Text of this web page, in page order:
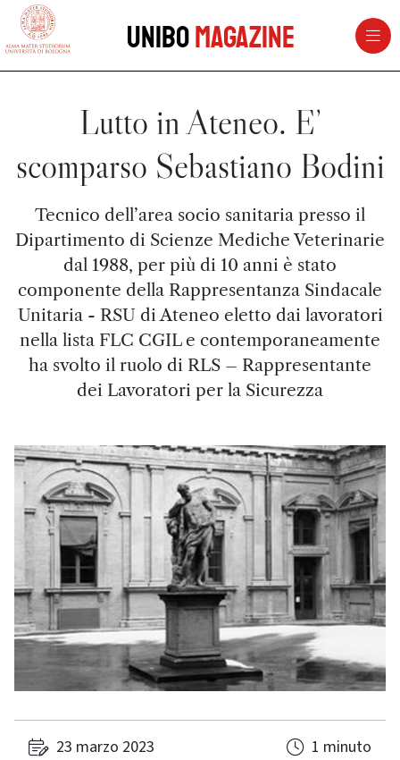
vai al contenuto della pagina
UniboMagazine
Lutto in Ateneo. E’
scomparso Sebastiano Bodini
Tecnico dell’area socio sanitaria presso il
Dipartimento di Scienze Mediche Veterinarie
dal 1988, per più di 10 anni è stato
componente della Rappresentanza Sindacale
Unitaria - RSU di Ateneo eletto dai lavoratori
nella lista FLC CGIL e contemporaneamente
ha svolto il ruolo di RLS – Rappresentante
dei Lavoratori per la Sicurezza
23 marzo 2023 1 minuto